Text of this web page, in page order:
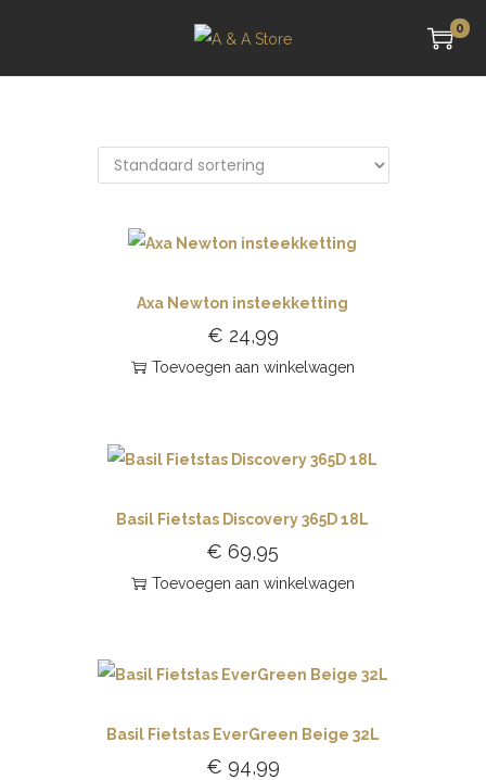
0
Axa Newton insteekketting
€ 24,99
Toevoegen aan winkelwagen
Basil Fietstas Discovery 365D 18L
€ 69,95
Toevoegen aan winkelwagen
Basil Fietstas EverGreen Beige 32L
€ 94,99